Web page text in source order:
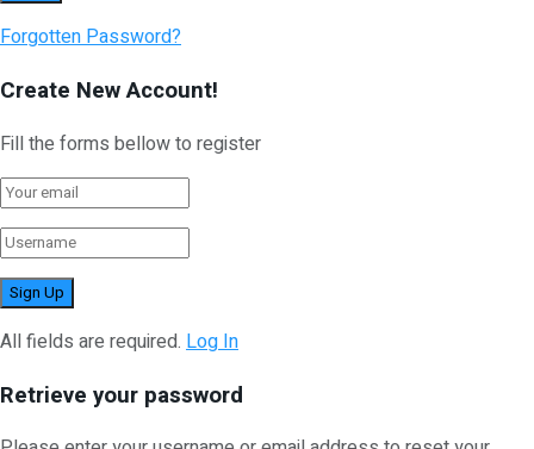
Forgotten Password?
Create New Account!
Fill the forms bellow to register
All fields are required. Log In
Retrieve your password